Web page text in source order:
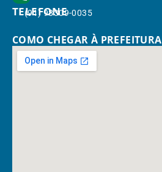
TELEFONE
(91) 98309-0035
COMO CHEGAR À PREFEITURA